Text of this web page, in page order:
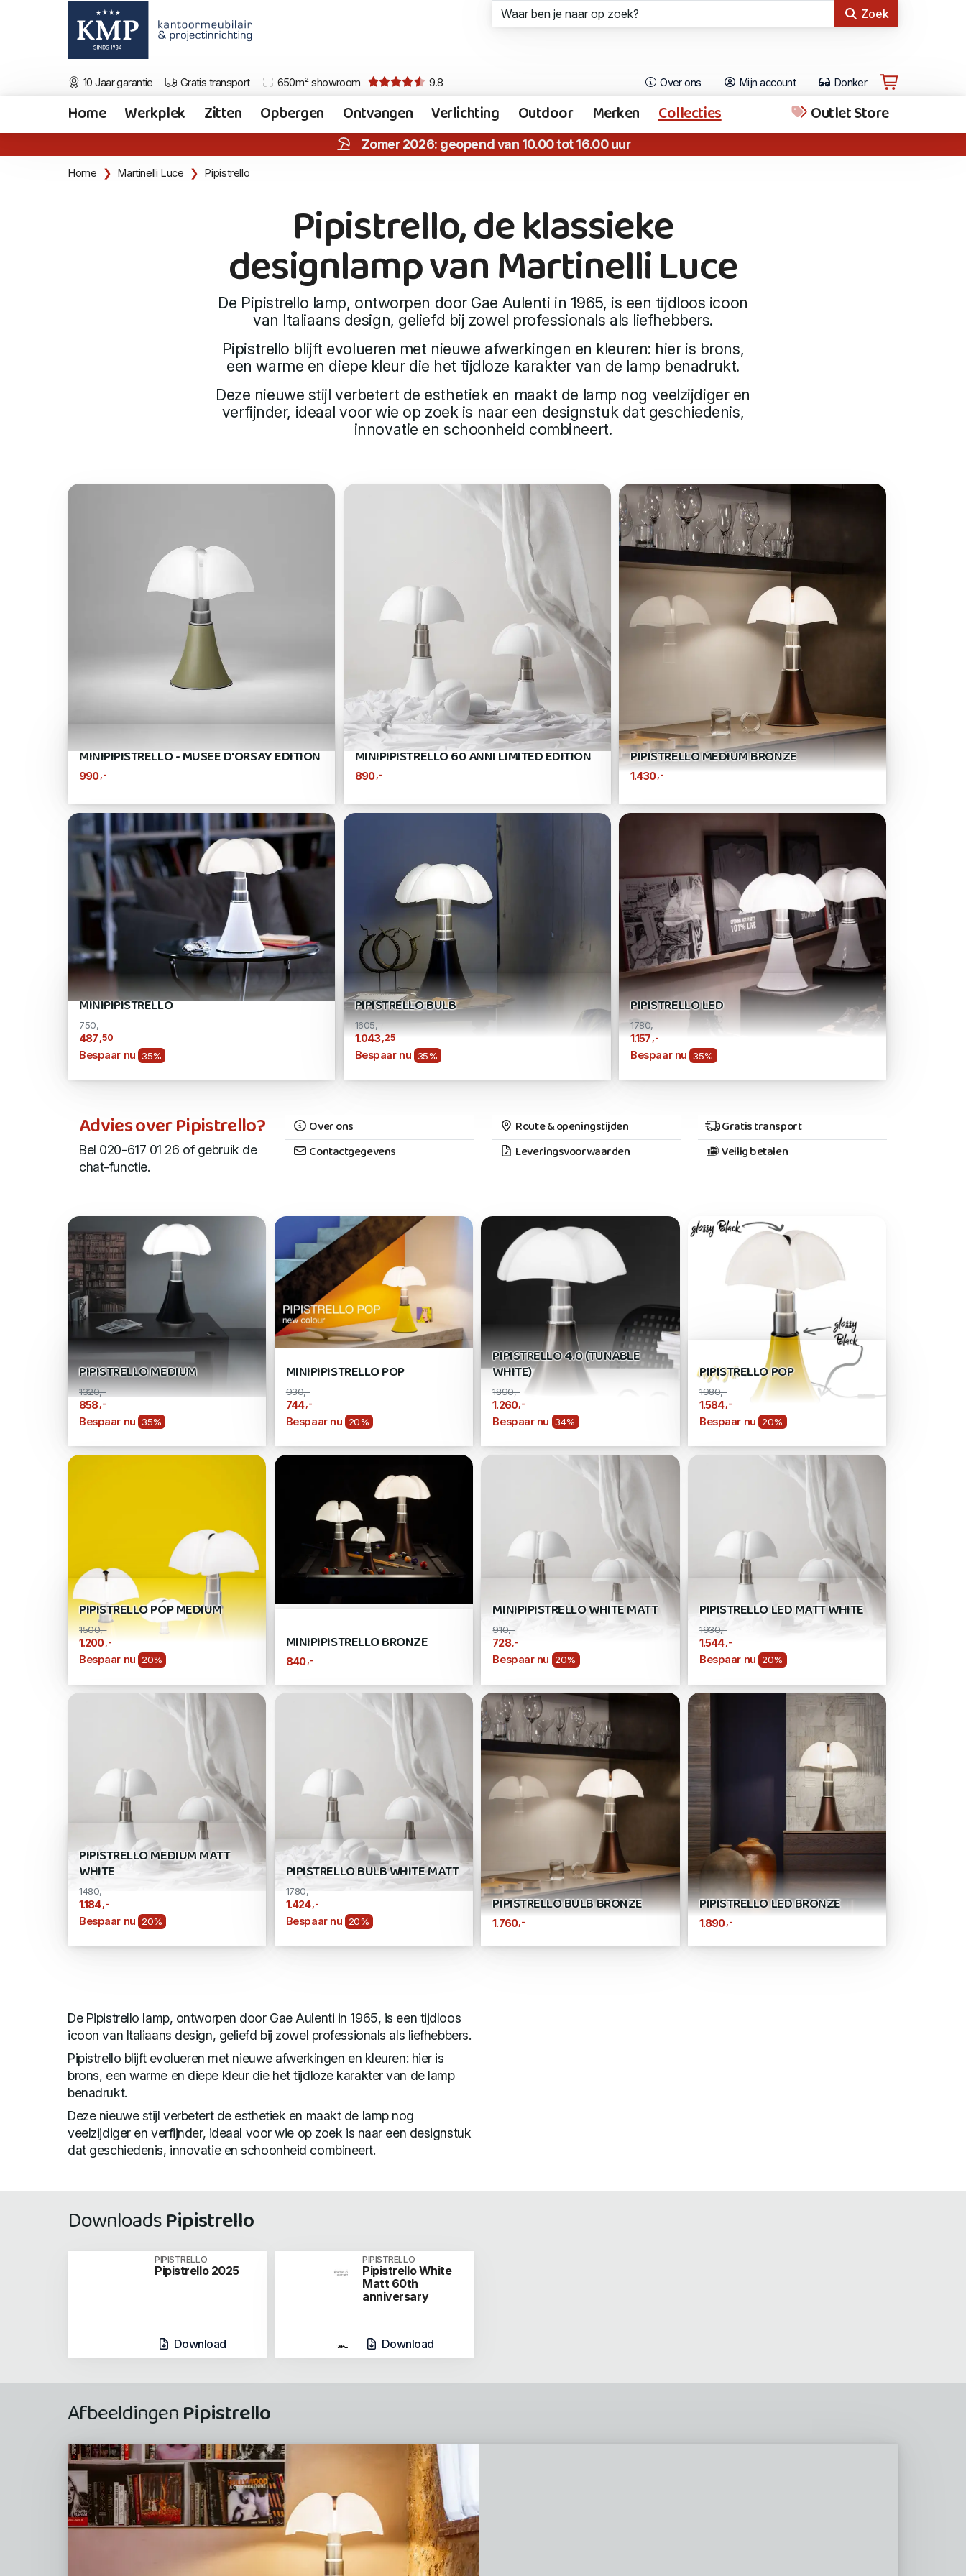
Zoek
10 Jaar garantie Gratis transport 650m² showroom 9.8 Over ons Mijn account Donker
Home Werkplek Zitten Opbergen Ontvangen Verlichting Outdoor Merken Collecties Outlet Store
Zomer 2026: geopend van 10.00 tot 16.00 uur
Pipistrello, de klassieke designlamp van Martinelli Luce
Home Martinelli Luce Pipistrello
Pipistrello, de klassieke
designlamp van Martinelli Luce
De Pipistrello lamp, ontworpen door Gae Aulenti in 1965, is een tijdloos icoon
van Italiaans design, geliefd bij zowel professionals als liefhebbers.
Pipistrello blijft evolueren met nieuwe afwerkingen en kleuren: hier is brons,
een warme en diepe kleur die het tijdloze karakter van de lamp benadrukt.
Deze nieuwe stijl verbetert de esthetiek en maakt de lamp nog veelzijdiger en
verfijnder, ideaal voor wie op zoek is naar een designstuk dat geschiedenis,
innovatie en schoonheid combineert.
MINIPIPISTRELLO - MUSEE D'ORSAY EDITION
990,-
MINIPIPISTRELLO 60 ANNI LIMITED EDITION
890 ,-
PIPISTRELLO MEDIUM BRONZE
1.430,-
MINIPIPISTRELLO
750,-
487 ,50
Bespaar nu 35%
PIPISTRELLO BULB
1605,-
1.043 ,25
Bespaar nu 35%
PIPISTRELLO LED
1780,-
1.157 ,-
Bespaar nu 35%
Advies over Pipistrello?
Bel 020-617 01 26 of gebruik de
chat-functie.
Over ons
Contactgegevens
Route & openingstijden
Leveringsvoorwaarden
Gratis transport
Veilig betalen
PIPISTRELLO MEDIUM
1320,-
858,-
Bespaar nu 35%
MINIPIPISTRELLO POP
930,-
744 ,-
Bespaar nu 20%
PIPISTRELLO 4.0 (TUNABLE
WHITE)
1890,-
1.260,-
Bespaar nu 34%
PIPISTRELLO POP
1980,-
1.584,-
Bespaar nu 20%
PIPISTRELLO POP MEDIUM
1500,-
1.200 ,-
Bespaar nu 20%
MINIPIPISTRELLO BRONZE
840 ,-
MINIPIPISTRELLO WHITE MATT
910,-
728 ,-
Bespaar nu 20%
PIPISTRELLO LED MATT WHITE
1930,-
1.544 ,-
Bespaar nu 20%
PIPISTRELLO MEDIUM MATT
WHITE
1480,-
1.184 ,-
Bespaar nu 20%
PIPISTRELLO BULB WHITE MATT
1780,-
1.424 ,-
Bespaar nu 20%
PIPISTRELLO BULB BRONZE
1.760,-
PIPISTRELLO LED BRONZE
1.890,-
De Pipistrello lamp, ontworpen door Gae Aulenti in 1965, is een tijdloos
icoon van Italiaans design, geliefd bij zowel professionals als liefhebbers.
Pipistrello blijft evolueren met nieuwe afwerkingen en kleuren: hier is
brons, een warme en diepe kleur die het tijdloze karakter van de lamp
benadrukt.
Deze nieuwe stijl verbetert de esthetiek en maakt de lamp nog
veelzijdiger en verfijnder, ideaal voor wie op zoek is naar een designstuk
dat geschiedenis, innovatie en schoonheid combineert.
DownloadsPipistrello
PIPISTRELLO
Pipistrello 2025
Download
PIPISTRELLO
Pipistrello White
Matt 60th
anniversary
Download
AfbeeldingenPipistrello